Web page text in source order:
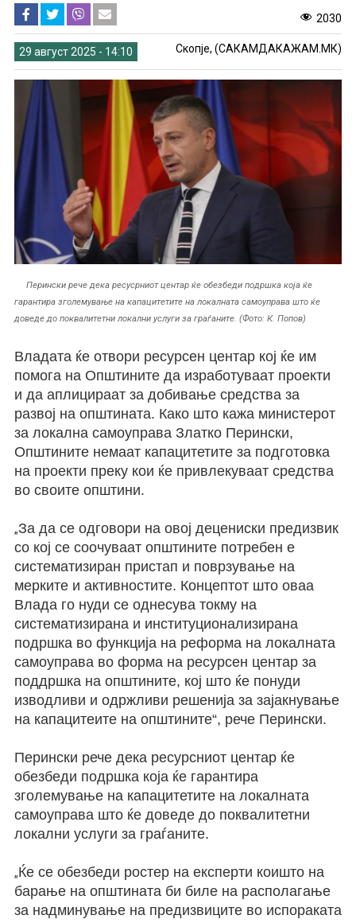
2030
29 август 2025 - 14:10 Скопје, (САКАМДАКАЖАМ.МК)
Перински рече дека ресусрниот центар ќе обезбеди подршка која ќе
гарантира зголемување на капацитетите на локалната самоуправа што ќе
доведе до поквалитетни локални услуги за граѓаните. (Фото: К. Попов)
Владата ќе отвори ресурсен центар кој ќе им
помога на Општините да изработуваат проекти
и да аплицираат за добивање средства за
развој на општината. Како што кажа министерот
за локална самоуправа Златко Перински,
Општините немаат капацитетите за подготовка
на проекти преку кои ќе привлекуваат средства
во своите општини.
„За да се одговори на овој децениски предизвик
со кој се соочуваат општините потребен е
систематизиран пристап и поврзување на
мерките и активностите. Концептот што оваа
Влада го нуди се однесува токму на
систематизирана и институционализирана
подршка во функција на реформа на локалната
самоуправа во форма на ресурсен центар за
поддршка на општините, кој што ќе понуди
изводливи и одржливи решенија за зајакнување
на капацитеите на општините“, рече Перински.
Перински рече дека ресурсниот центар ќе
обезбеди подршка која ќе гарантира
зголемување на капацитетите на локалната
самоуправа што ќе доведе до поквалитетни
локални услуги за граѓаните.
„Ќе се обезбеди ростер на експерти коишто на
барање на општината би биле на располагање
за надминување на предизвиците во испораката